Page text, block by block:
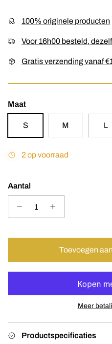
100% originele producten
Voor 16h00 besteld,
Gratis verzending vanaf
Maat
S M L
2 op voorraad
Aantal
Toevoegen
Meer
Productspecificaties